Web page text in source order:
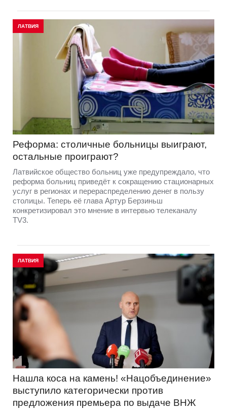
ЛАТВИЯ
Реформа: столичные больницы выиграют,
остальные проиграют?
Латвийское общество больниц уже предупреждало, что
реформа больниц приведёт к сокращению стационарных
услуг в регионах и перераспределению денег в пользу
столицы. Теперь её глава Артур Берзиньш
конкретизировал это мнение в интервью телеканалу
TV3.
ЛАТВИЯ
Нашла коса на камень! «Нацобъединение»
выступило категорически против
предложения премьера по выдаче ВНЖ